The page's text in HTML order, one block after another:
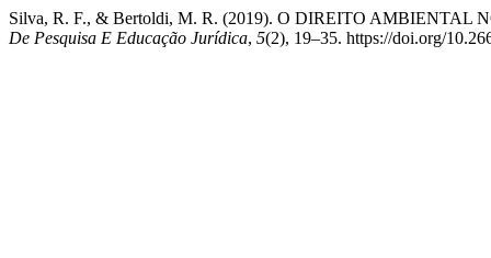
Silva, R. F., & Bertoldi, M. R. (2019). O DIREITO
De Pesquisa E Educação Jurídica, 5(2), 19–35. https://doi.org/